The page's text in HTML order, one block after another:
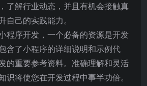
了解行业动态，并且有机会接触真
自己的实践能力。
程序开发，一个必备的资源是开发
含了小程序的详细说明和示例代
的重要参考资料。准确理解和灵活
识将使您在开发过程中事半功倍。